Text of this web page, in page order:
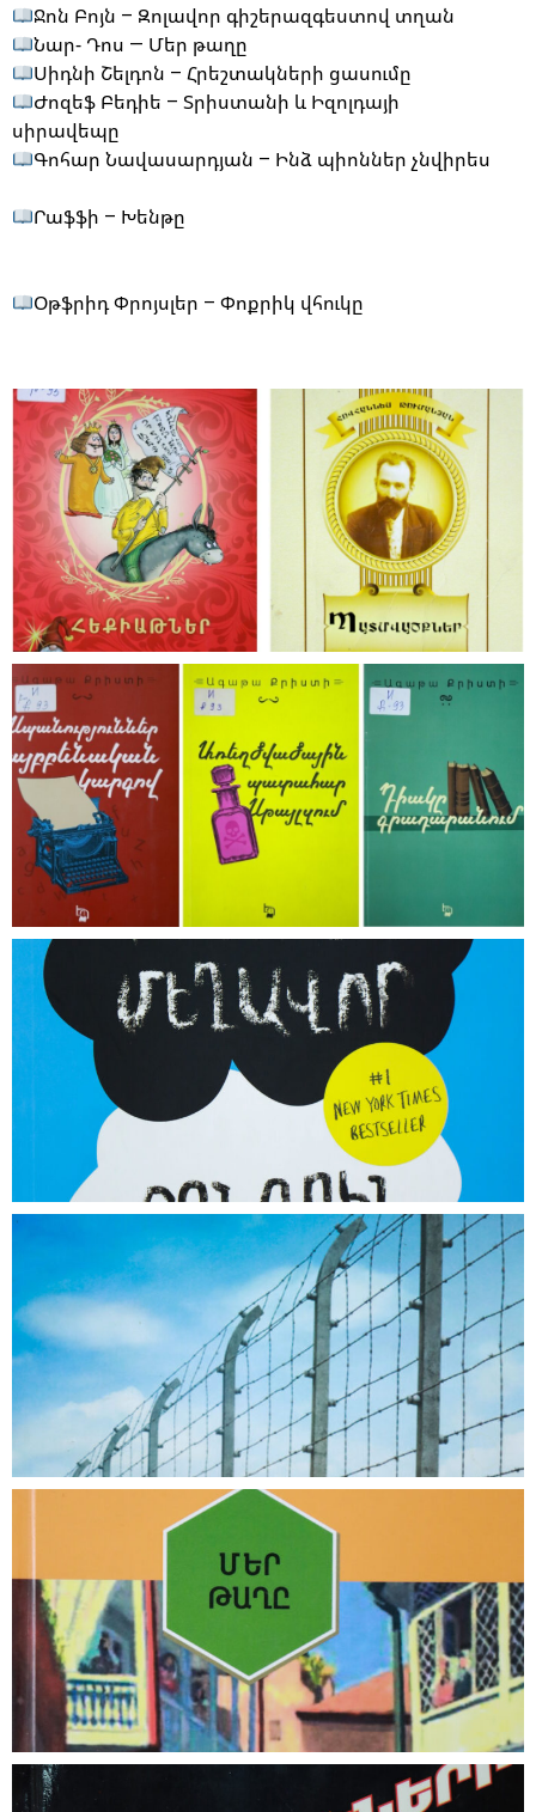
Ջոն Բոյն – Զոլավոր գիշերազգեստով տղան
Նար- Դոս — Մեր թաղը
Սիդնի Շելդոն – Հրեշտակների ցասումը
Ժոզեֆ Բեդիե – Տրիստանի և Իզոլդայի
սիրավեպը
Գոհար Նավասարդյան – Ինձ պիոններ չնվիրես
Րաֆֆի – Խենթը
Օթֆրիդ Փրոյսլեր – Փոքրիկ վհուկը